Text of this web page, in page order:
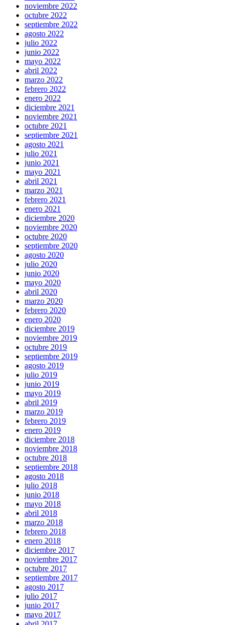
noviembre 2022
octubre 2022
septiembre 2022
agosto 2022
julio 2022
junio 2022
mayo 2022
abril 2022
marzo 2022
febrero 2022
enero 2022
diciembre 2021
noviembre 2021
octubre 2021
septiembre 2021
agosto 2021
julio 2021
junio 2021
mayo 2021
abril 2021
marzo 2021
febrero 2021
enero 2021
diciembre 2020
noviembre 2020
octubre 2020
septiembre 2020
agosto 2020
julio 2020
junio 2020
mayo 2020
abril 2020
marzo 2020
febrero 2020
enero 2020
diciembre 2019
noviembre 2019
octubre 2019
septiembre 2019
agosto 2019
julio 2019
junio 2019
mayo 2019
abril 2019
marzo 2019
febrero 2019
enero 2019
diciembre 2018
noviembre 2018
octubre 2018
septiembre 2018
agosto 2018
julio 2018
junio 2018
mayo 2018
abril 2018
marzo 2018
febrero 2018
enero 2018
diciembre 2017
noviembre 2017
octubre 2017
septiembre 2017
agosto 2017
julio 2017
junio 2017
mayo 2017